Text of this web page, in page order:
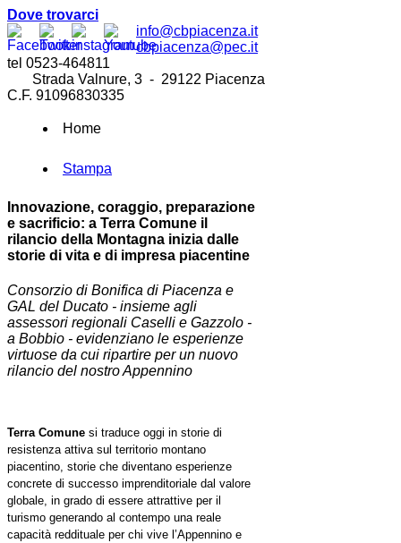
Dove trovarci
info@cbpiacenza.it
cbpiacenza@pec.it
tel 0523-464811
Strada Valnure, 3 - 29122 Piacenza
C.F. 91096830335
Home
Stampa
Innovazione, coraggio, preparazione
e sacrificio: a Terra Comune il
rilancio della Montagna inizia dalle
storie di vita e di impresa piacentine
Consorzio di Bonifica di Piacenza e
GAL del Ducato - insieme agli
assessori regionali Caselli e Gazzolo -
a Bobbio - evidenziano le esperienze
virtuose da cui ripartire per un nuovo
rilancio del nostro Appennino
Terra Comune si traduce oggi in storie di
resistenza attiva sul territorio montano
piacentino, storie che diventano esperienze
concrete di successo imprenditoriale dal valore
globale, in grado di essere attrattive per il
turismo generando al contempo una reale
capacità reddituale per chi vive l’Appennino e